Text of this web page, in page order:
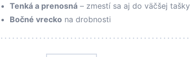
Tenká a prenosná – zmestí sa aj do väčšej tašky
Bočné vrecko na drobnosti